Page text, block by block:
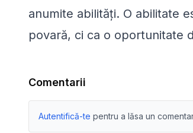
anumite abilități. O abilitate
povară, ci ca o oportunitate
Comentarii
Autentifică-te pentru a lăsa un